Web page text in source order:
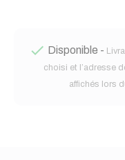
 Disponible -
choisi et l’adresse
affichés lors